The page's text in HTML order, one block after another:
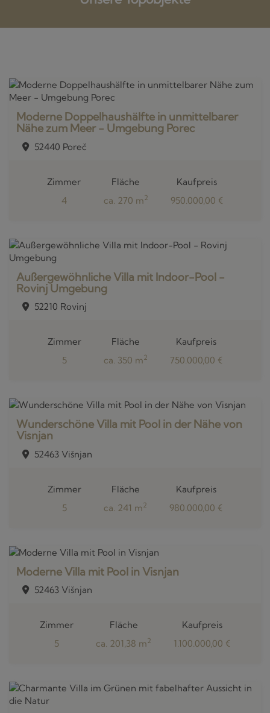
Moderne Doppelhaushälfte in unmittelbarer
Nähe zum Meer - Umgebung Porec
52440 Poreč
Zimmer
4
Fläche
ca. 270 m2
Kaufpreis
950.000,00 €
Außergewöhnliche Villa mit Indoor-Pool -
Rovinj Umgebung
52210 Rovinj
Zimmer
5
Fläche
ca. 350 m2
Kaufpreis
750.000,00 €
Wunderschöne Villa mit Pool in der Nähe von
Visnjan
52463 Višnjan
Zimmer
5
Fläche
ca. 241 m2
Kaufpreis
980.000,00 €
Moderne Villa mit Pool in Visnjan
52463 Višnjan
Zimmer
5
Fläche
ca. 201,38 m2
Kaufpreis
1.100.000,00 €